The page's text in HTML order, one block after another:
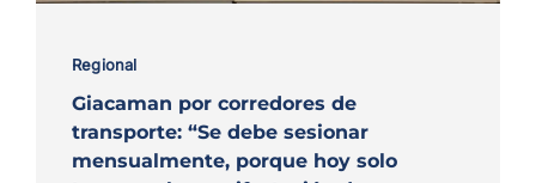
Regional
Giacaman por corredores de
transporte: “Se debe sesionar
mensualmente, porque hoy solo